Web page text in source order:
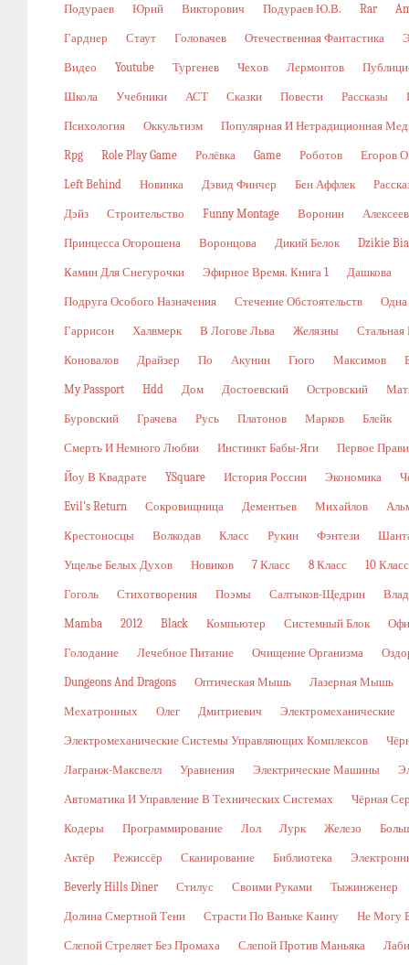
Подураев Юрий Викторович Подураев Ю.В. Rar
Гарднер Стаут Головачев Отечественная Фантастика
Видео Youtube Тургенев Чехов Лермонтов
Школа Учебники АСТ Сказки Повести Рассказы
Психология Оккультизм Популярная И Нетрадиционная
Rpg Role Play Game Ролёвка Game Роботов Егоров
Left Behind Новинка Дэвид Финчер Бен Аффлек
Дэйз Строительство Funny Montage Воронин Алексеев
Принцесса Огорошена Воронцова Дикий Белок Dzikie
Камин Для Снегурочки Эфирное Время. Книга 1 Дашкова
Подруга Особого Назначения Стечение Обстоятельств Одна
Гаррисон Халвмерк В Логове Льва Желязны
Коновалов Драйзер По Акунин Гюго Максимов
My Passport Hdd Дом Достоевский Островский
Буровский Грачева Русь Платонов Марков Блейк
Смерть И Немного Любви Инстинкт Бабы-Яги Первое
Йоу В Квадрате YSquare История России Экономика
Evil’s Return Сокровищница Дементьев Михайлов
Крестоносцы Волкодав Класс Рукин Фэнтези
Ущелье Белых Духов Новиков 7 Класс 8 Класс 10 Класс
Гоголь Стихотворения Поэмы Салтыков-Щедрин
Mamba 2012 Black Компьютер Системный Блок
Голодание Лечебное Питание Очищение Организма
Dungeons And Dragons Оптическая Мышь Лазерная Мышь
Мехатронных Олег Дмитриевич Электромеханические
Электромеханические Системы Управляющих Комплексов
Лагранж-Максвелл Уравнения Электрические Машины
Автоматика И Управление В Технических Системах Чёрная
Кодеры Программирование Лол Лурк Железо
Актёр Режиссёр Сканирование Библиотека
Beverly Hills Diner Стилус Своими Руками Тыжинженер
Долина Смертной Тени Страсти По Ваньке Каину Не Могу
Слепой Стреляет Без Промаха Слепой Против Маньяка